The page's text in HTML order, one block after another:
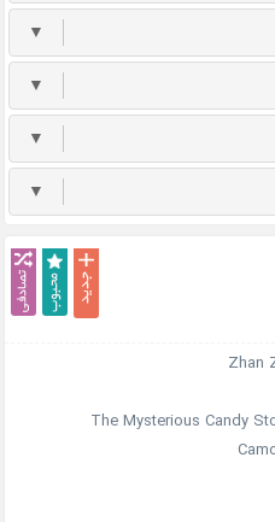
▼
▼
▼
▼